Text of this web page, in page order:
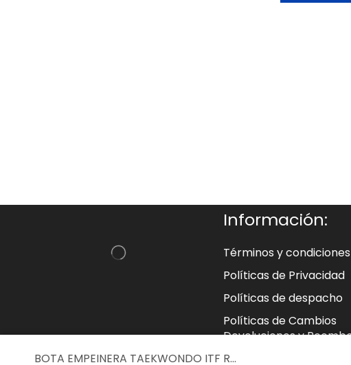
Información:
Términos y condiciones
Políticas de Privacidad
Políticas de despacho
Políticas de Cambios
Devoluciones y
BOTA EMPEINERA TAEKWONDO ITF R...